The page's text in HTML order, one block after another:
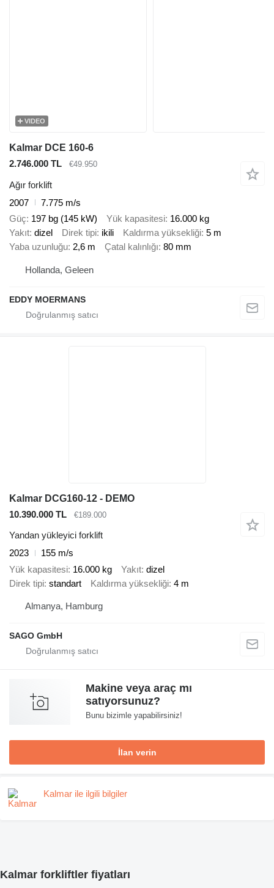
VIDEO
Kalmar DCE 160-6
2.746.000 TL
€49.950
Ağır forklift
2007
7.775 m/s
Güç 197 bg (145 kW) Yük kapasitesi 16.000 kg
Yakıt dizel Direk tipi ikili Kaldırma yüksekliği 5 m
Yaba uzunluğu 2,6 m Çatal kalınlığı 80 mm
Hollanda, Geleen
EDDY MOERMANS
Kalmar DCG160-12 - DEMO
10.390.000 TL
€189.000
Yandan yükleyici forklift
2023
155 m/s
Yük kapasitesi 16.000 kg Yakıt dizel
Direk tipi standart Kaldırma yüksekliği 4 m
Almanya, Hamburg
SAGO GmbH
Makine veya araç mı
satıyorsunuz?
Bunu bizimle yapabilirsiniz!
İlan verin
Kalmar ile ilgili bilgiler
Kalmar forkliftler fiyatları